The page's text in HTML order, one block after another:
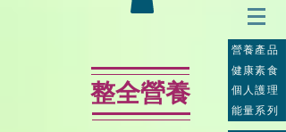
整全營養
營養產品
個人護理
能量系列
健康素食